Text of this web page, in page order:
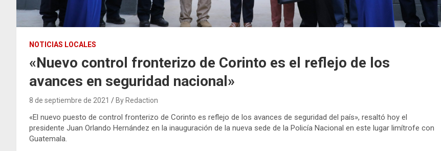
NOTICIAS LOCALES
«Nuevo control fronterizo de Corinto es el reflejo de los
avances en seguridad nacional»
8 de septiembre de 2021 By Redaction
«El nuevo puesto de control fronterizo de Corinto es reflejo de los avances de seguridad del país», resaltó hoy el
presidente Juan Orlando Hernández en la inauguración de la nueva sede de la Policía Nacional en este lugar limítrofe con
Guatemala.